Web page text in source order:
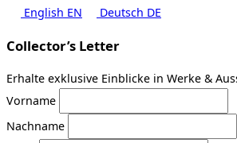
English EN Deutsch DE
Collector’s Letter
Erhalte exklusive Einblicke in Werke &
Vorname
Nachname